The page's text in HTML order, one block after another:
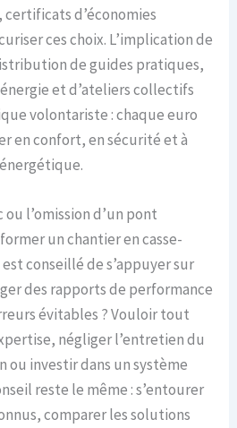
certificats d’économies
ces choix. L’implication de
de guides pratiques,
et d’ateliers collectifs
volontariste : chaque euro
en confort, en sécurité et à
l’omission d’un pont
un chantier en casse-
conseillé de s’appuyer sur
des rapports de performance
évitables ? Vouloir tout
négliger l’entretien du
ou investir dans un système
reste le même : s’entourer
comparer les solutions